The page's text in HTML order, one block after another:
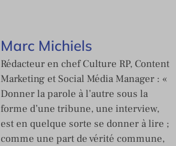
Marc Michiels
Rédacteur en chef Culture RP, Content
Marketing et Social Média Manager : «
Donner la parole à l’autre sous la
forme d’une tribune, une interview,
est en quelque sorte se donner à lire ;
comme une part de vérité commune,